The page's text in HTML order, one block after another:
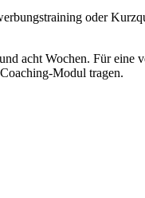
oder
acht Wochen. Für eine
Modul tragen.